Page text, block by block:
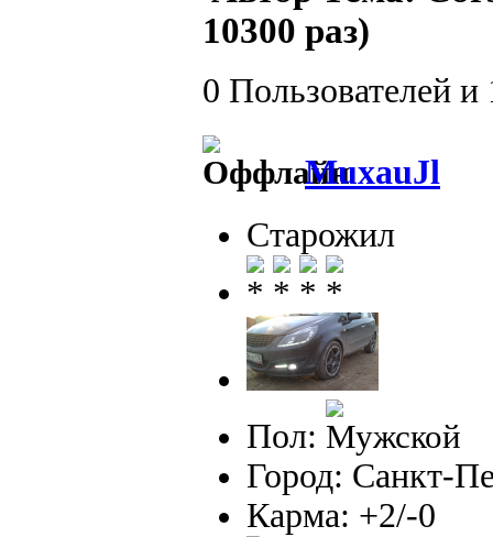
10300 раз)
0 Пользователей
MuxauJl
Старожил
Пол:
Город: Санкт-
Карма: +2/-0